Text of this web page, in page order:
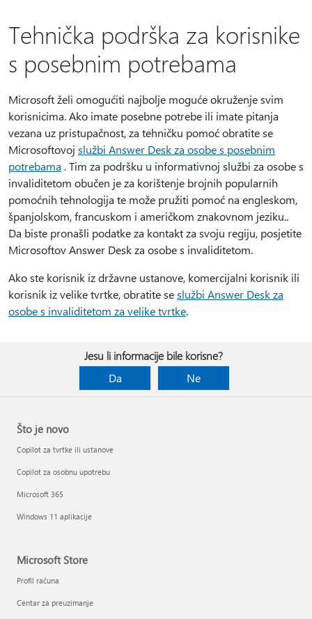
Tehnička podrška za korisnike
s posebnim potrebama
Microsoft želi omogućiti najbolje moguće okruženje svim
korisnicima. Ako imate posebne potrebe ili imate pitanja
vezana uz pristupačnost, za tehničku pomoć obratite se
Microsoftovoj službi Answer Desk za osobe s posebnim
potrebama . Tim za podršku u informativnoj službi za osobe s
invaliditetom obučen je za korištenje brojnih popularnih
pomoćnih tehnologija te može pružiti pomoć na engleskom,
španjolskom, francuskom i američkom znakovnom jeziku..
Da biste pronašli podatke za kontakt za svoju regiju, posjetite
Microsoftov Answer Desk za osobe s invaliditetom.
Ako ste korisnik iz državne ustanove, komercijalni korisnik ili
korisnik iz velike tvrtke, obratite seslužbi Answer Desk za
osobe s invaliditetom za velike tvrtke.
Jesu li informacije bile korisne?
Da
Ne
Što je novo
Copilot za tvrtke ili ustanove
Copilot za osobnu upotrebu
Microsoft 365
Windows 11 aplikacije
Microsoft Store
Profil računa
Centar za preuzimanje